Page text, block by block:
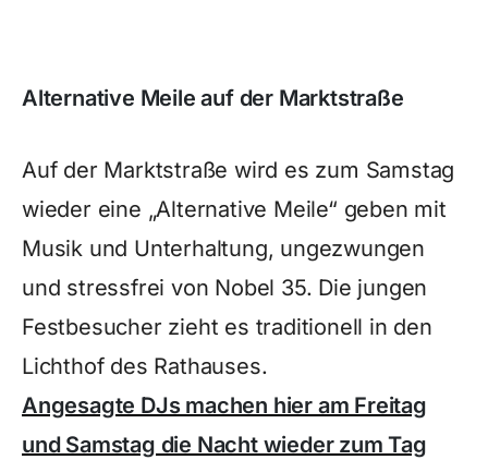
Alternative Meile auf der Marktstraße
Auf der Marktstraße wird es zum Samstag
wieder eine „Alternative Meile“ geben mit
Musik und Unterhaltung, ungezwungen
und stressfrei von Nobel 35. Die jungen
Festbesucher zieht es traditionell in den
Lichthof des Rathauses.
Angesagte DJs machen hier am Freitag
und Samstag die Nacht wieder zum Tag